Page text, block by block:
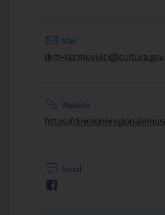
Mail
drm-
Website
Social
Facebook